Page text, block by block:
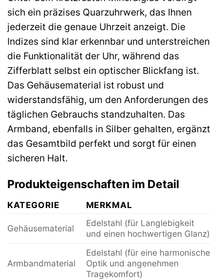
sich ein präzises Quarzuhrwerk, das Ihnen
jederzeit die genaue Uhrzeit anzeigt. Die
Indizes sind klar erkennbar und unterstreichen
die Funktionalität der Uhr, während das
Zifferblatt selbst ein optischer Blickfang ist.
Das Gehäusematerial ist robust und
widerstandsfähig, um den Anforderungen des
täglichen Gebrauchs standzuhalten. Das
Armband, ebenfalls in Silber gehalten, ergänzt
das Gesamtbild perfekt und sorgt für einen
sicheren Halt.
Produkteigenschaften im Detail
KATEGORIE MERKMAL
Gehäusematerial
Edelstahl (für Langlebigkeit
und einen hochwertigen Glanz)
Armbandmaterial
Edelstahl (für eine harmonische
Optik und angenehmen
Tragekomfort)